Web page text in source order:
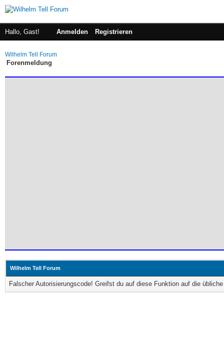
Hallo, Gast! Anmelden Registrieren
Wilhelm Tell Forum
Forenmeldung
Wilhelm Tell Forum
Falscher Autorisierungscode! Greifst du auf diese Funktion auf die